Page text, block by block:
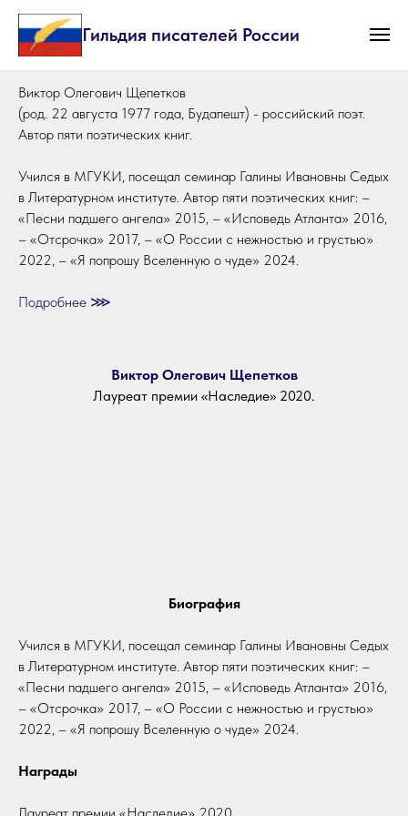
Гильдия писателей России
Виктор Олегович Щепетков
(род. 22 августа 1977 года, Будапешт) - российский поэт.
Автор пяти поэтических книг.
Учился в МГУКИ, посещал семинар Галины Ивановны Седых
в Литературном институте. Автор пяти поэтических книг: –
«Песни падшего ангела» 2015, – «Исповедь Атланта» 2016,
– «Отсрочка» 2017, – «О России с нежностью и грустью»
2022, – «Я попрошу Вселенную о чуде» 2024.
Подробнее ⋙
Виктор Олегович Щепетков
Лауреат премии «Наследие» 2020.
Биография
Учился в МГУКИ, посещал семинар Галины Ивановны Седых
в Литературном институте. Автор пяти поэтических книг: –
«Песни падшего ангела» 2015, – «Исповедь Атланта» 2016,
– «Отсрочка» 2017, – «О России с нежностью и грустью»
2022, – «Я попрошу Вселенную о чуде» 2024.
Награды